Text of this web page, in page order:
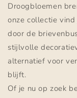
Droogbloemen
onze collectie
door de
stijlvolle
alternatief voor
blijft.
Of je nu op zoek